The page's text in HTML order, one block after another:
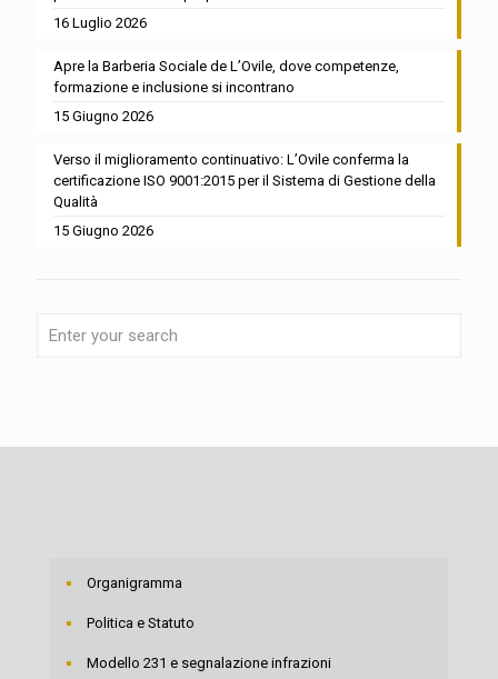
16 Luglio 2026
Apre la Barberia Sociale de L’Ovile, dove competenze,
formazione e inclusione si incontrano
15 Giugno 2026
Verso il miglioramento continuativo: L’Ovile conferma la
certificazione ISO 9001:2015 per il Sistema di Gestione della
Qualità
15 Giugno 2026
Organigramma
Politica e Statuto
Modello 231 e segnalazione infrazioni